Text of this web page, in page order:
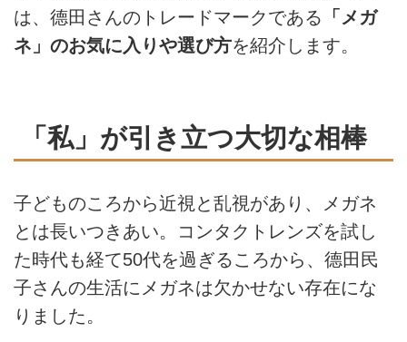
は、德田さんのトレードマークである 「メガ
ネ」のお気に入りや選び方を紹介します。
「私」が引き立つ大切な相棒
子どものころから近視と乱視があり、メガネ
とは長いつきあい。コンタクトレンズを試し
た時代も経て50代を過ぎるころから、德田民
子さんの生活にメガネは欠かせない存在にな
りました。